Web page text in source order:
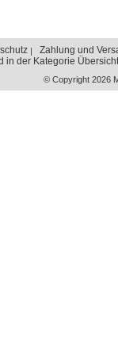
Zahlung und
in der Kategorie Übersicht
© Copyright 2026